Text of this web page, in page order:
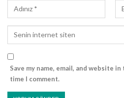
Dipnot:
Kevser, 108/1
Save my name, email, and website
time I comment.